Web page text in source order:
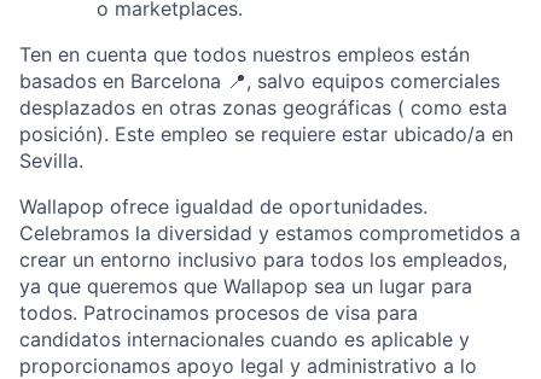
o marketplaces.
Ten en cuenta que todos nuestros empleos están
basados en Barcelona 📍, salvo equipos comerciales
desplazados en otras zonas geográficas ( como esta
posición). Este empleo se requiere estar ubicado/a en
Sevilla.
Wallapop ofrece igualdad de oportunidades.
Celebramos la diversidad y estamos comprometidos a
crear un entorno inclusivo para todos los empleados,
ya que queremos que Wallapop sea un lugar para
todos. Patrocinamos procesos de visa para
candidatos internacionales cuando es aplicable y
proporcionamos apoyo legal y administrativo a lo